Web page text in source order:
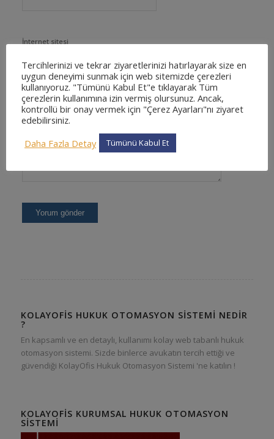
İnternet sitesi
KOLAYOFIS HUKUK OTOMASYON SISTEMI NEDIR
?
En kapsamlı ve en detaylı, kullanımı kolay web tabanlı hukuk
otomasyon sistemi. Sizde binlerce avukatın tercih ettiği ve
güvendiği KolayOfis Hukuk Otomasyon Sistemi 'ne katılın !
KOLAYOFIS KURUMSAL HUKUK OTOMASYON
SISTEMI
Tercihlerinizi ve tekrar ziyaretlerinizi hatırlayarak size en
uygun deneyimi sunmak için web sitemizde çerezleri
kullanıyoruz. "Tümünü Kabul Et"e tıklayarak Tüm
çerezlerin kullanımına izin vermiş olursunuz. Ancak,
kontrollü bir onay vermek için "Çerez Ayarları"nı ziyaret
edebilirsiniz.
Daha Fazla Detay
Tümünü Kabul Et